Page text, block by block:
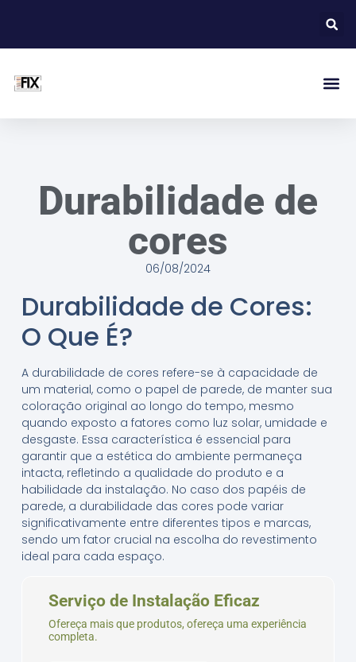
Durabilidade de
cores
06/08/2024
Durabilidade de Cores:
O Que É?
A durabilidade de cores refere-se à capacidade de
um material, como o papel de parede, de manter sua
coloração original ao longo do tempo, mesmo
quando exposto a fatores como luz solar, umidade e
desgaste. Essa característica é essencial para
garantir que a estética do ambiente permaneça
intacta, refletindo a qualidade do produto e a
habilidade da instalação. No caso dos papéis de
parede, a durabilidade das cores pode variar
significativamente entre diferentes tipos e marcas,
sendo um fator crucial na escolha do revestimento
ideal para cada espaço.
Serviço de Instalação Eficaz
Ofereça mais que produtos, ofereça uma experiência
completa.